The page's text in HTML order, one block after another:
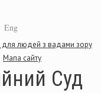
Eng
для людей з вадами зору
Мапа сайту
Суд